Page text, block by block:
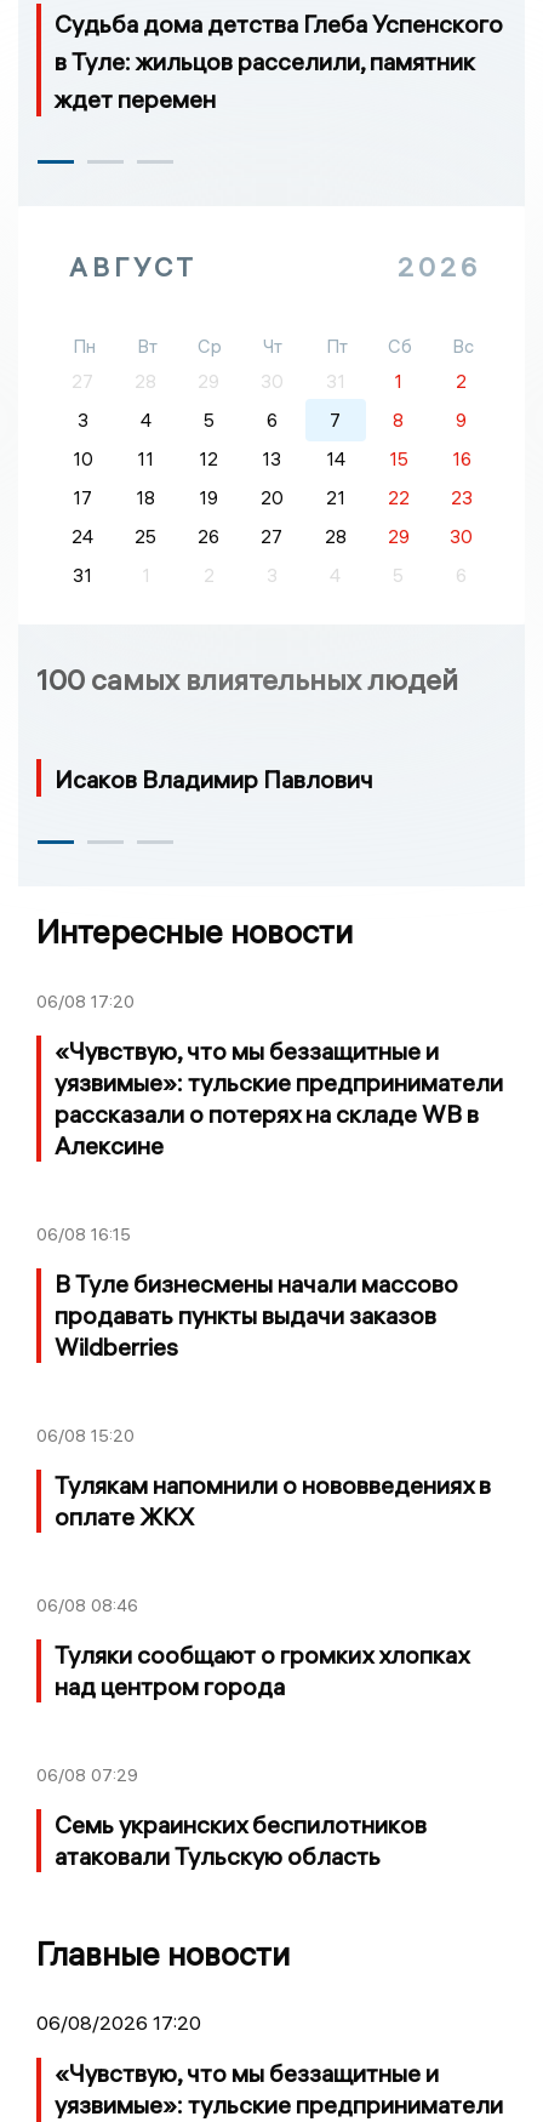
Судьба дома детства Глеба Успенского
в Туле: жильцов расселили, памятник
ждет перемен
АВГУСТ 2026
Пн Вт Ср Чт Пт Сб
Вс
27
28 29 30 31 1
2
3
4 5 6 7 8
9
10
11 12 13 14 15
16
17
18 19 20 21 22
23
24
25 26 27 28 29
30
31
1 2 3 4 5 6
100 самых влиятельных людей
Исаков Владимир Павлович
Интересные новости
06/08 17:20
«Чувствую, что мы беззащитные и
уязвимые»: тульские предприниматели
рассказали о потерях на складе WB в
Алексине
06/08 16:15
В Туле бизнесмены начали массово
продавать пункты выдачи заказов
Wildberries
06/08 15:20
Тулякам напомнили о нововведениях в
оплате ЖКХ
06/08 08:46
Туляки сообщают о громких хлопках
над центром города
06/08 07:29
Семь украинских беспилотников
атаковали Тульскую область
Главные новости
06/08/2026 17:20
«Чувствую, что мы беззащитные и
уязвимые»: тульские предприниматели